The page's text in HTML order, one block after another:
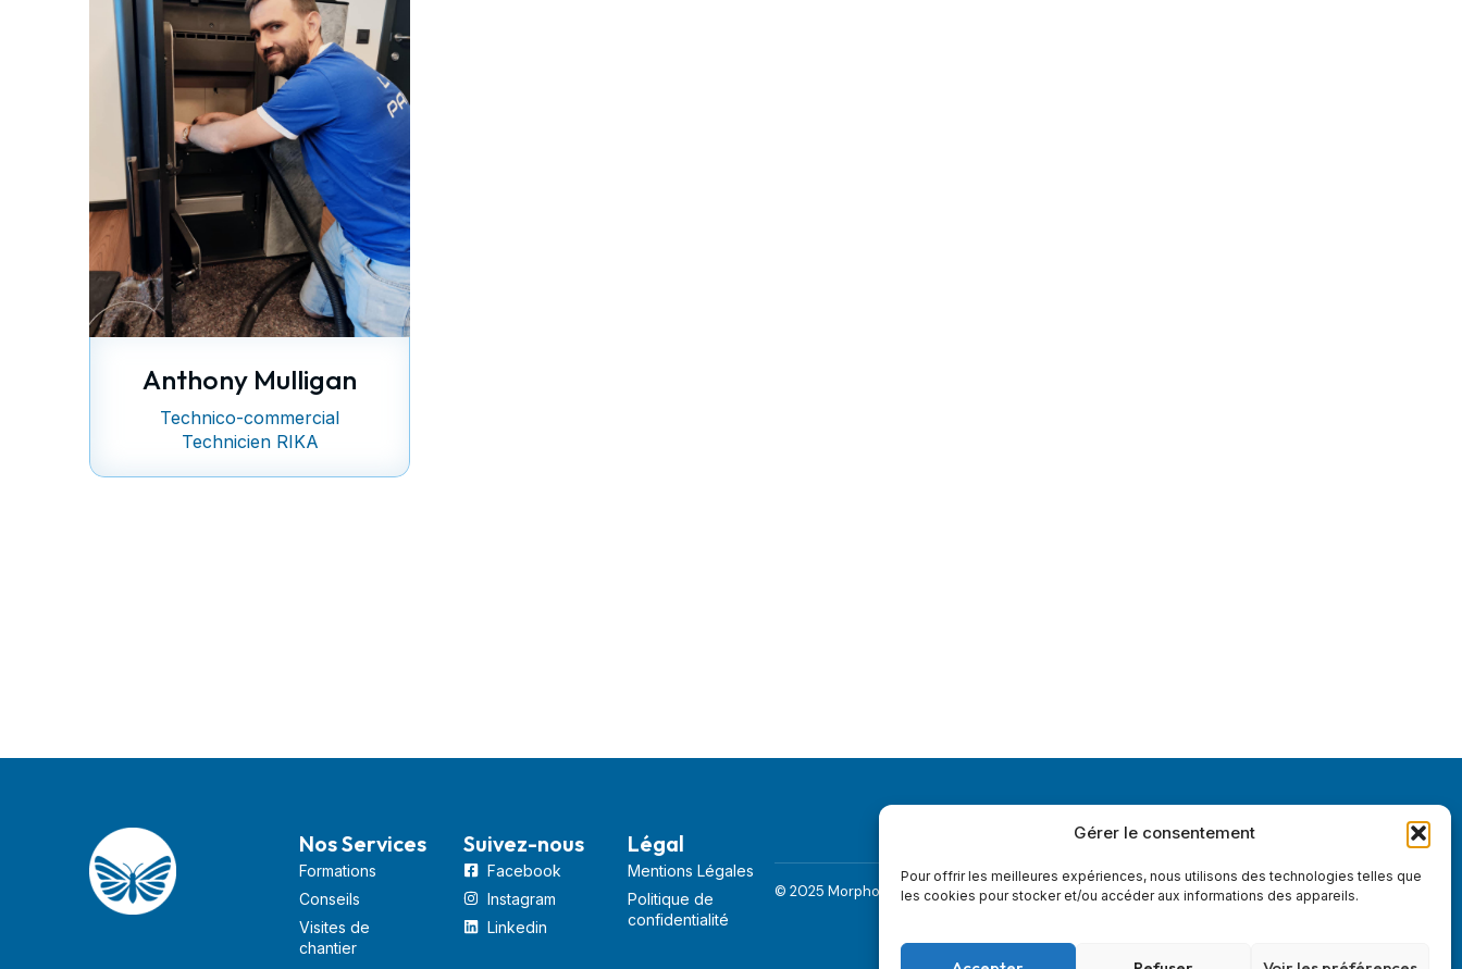
Gérer le consentement
Pour offrir les meilleures expériences, nous utilisons des technologies telles que
les cookies pour stocker et/ou accéder aux informations des appareils.
Anthony Mulligan
Technico-commercial
Technicien RIKA
Nos Services
Formations
Conseils
Visites de
chantier
Suivez-nous
Facebook
Instagram
Linkedin
Légal
Mentions Légales
Politique de
confidentialité
© 2025 MorphomatCréation SIP